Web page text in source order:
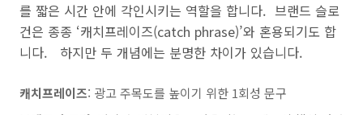
를 짧은 시간 안에 각인시키는 역할을 합니다. 브랜드 슬로
건은 종종 ‘캐치프레이즈(catch phrase)’와 혼용되기도 합
니다. 하지만 두 개념에는 분명한 차이가 있습니다.
캐치프레이즈: 광고 주목도를 높이기 위한 1회성 문구